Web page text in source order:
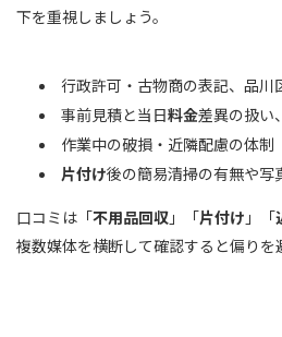
下を重視しましょう。
行政許可・古物商の表記、品川
事前見積と当日料金差異の扱い
作業中の破損・近隣配慮の体制
片付け後の簡易清掃の有無や写
口コミは「不用品回収 」「片付け 」「
複数媒体を横断して確認すると偏りを